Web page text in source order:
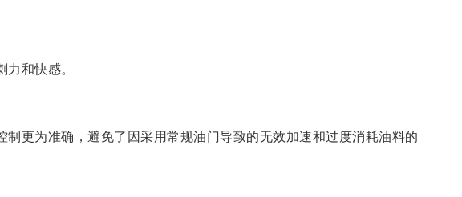
和快感。
更为准确，避免了因采用常规油门导致的无效加速和过度消耗油料的